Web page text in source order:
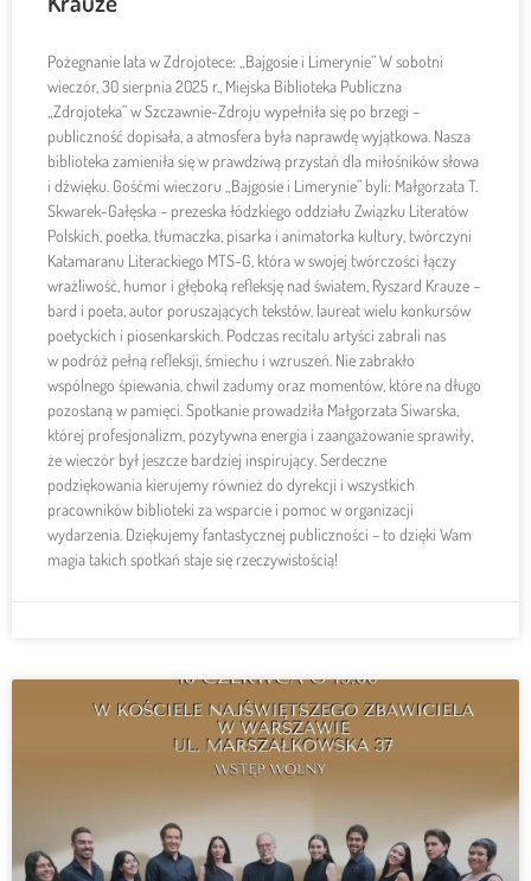
Pożegnanie lata w Zdrojotece: „Bajgosie i Limerynie” W sobotni
wieczór, 30 sierpnia 2025 r., Miejska Biblioteka Publiczna
„Zdrojoteka” w Szczawnie-Zdroju wypełniła się po brzegi –
publiczność dopisała, a atmosfera była naprawdę wyjątkowa. Nasza
biblioteka zamieniła się w prawdziwą przystań dla miłośników słowa
i dźwięku. Gośćmi wieczoru „Bajgosie i Limerynie” byli: Małgorzata T.
Skwarek-Gałęska – prezeska łódzkiego oddziału Związku Literatów
Polskich, poetka, tłumaczka, pisarka i animatorka kultury, twórczyni
Katamaranu Literackiego MTS-G, która w swojej twórczości łączy
wrażliwość, humor i głęboką refleksję nad światem, Ryszard Krauze –
bard i poeta, autor poruszających tekstów, laureat wielu konkursów
poetyckich i piosenkarskich. Podczas recitalu artyści zabrali nas
w podróż pełną refleksji, śmiechu i wzruszeń. Nie zabrakło
wspólnego śpiewania, chwil zadumy oraz momentów, które na długo
pozostaną w pamięci. Spotkanie prowadziła Małgorzata Siwarska,
której profesjonalizm, pozytywna energia i zaangażowanie sprawiły,
że wieczór był jeszcze bardziej inspirujący. Serdeczne
podziękowania kierujemy również do dyrekcji i wszystkich
pracowników biblioteki za wsparcie i pomoc w organizacji
wydarzenia. Dziękujemy fantastycznej publiczności – to dzięki Wam
magia takich spotkań staje się rzeczywistością!